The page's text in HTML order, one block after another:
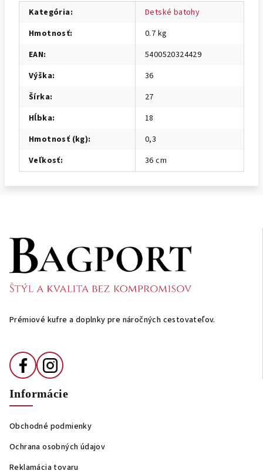
Kategória:
Detské batohy
Hmotnosť:
0.7 kg
EAN:
5400520324429
Výška:
36
Šírka:
27
Hĺbka:
18
Hmotnosť (kg):
0,3
Veľkosť: 36 cm
Prémiové kufre a doplnky pre náročných cestovateľov.
Informácie
Obchodné podmienky
Ochrana osobných údajov
Reklamácia tovaru